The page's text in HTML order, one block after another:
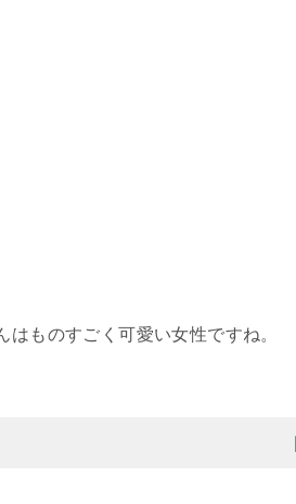
はものすごく可愛い女性ですね。